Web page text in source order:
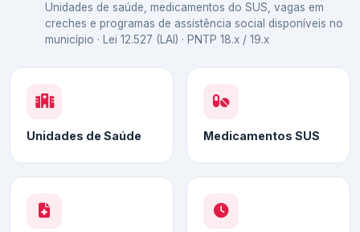
Unidades de saúde, medicamentos do SUS, vagas em
creches e programas de assistência social disponíveis no
município · Lei 12.527 (LAI) · PNTP 18.x / 19.x
Unidades de Saúde Medicamentos SUS